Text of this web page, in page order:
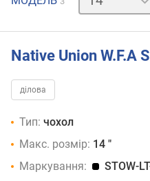
Native Union W.F.A
ділова
Тип: чохол
Макс. розмір: 14 "
Маркування:
STOW-